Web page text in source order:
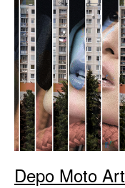
Depo Moto Art